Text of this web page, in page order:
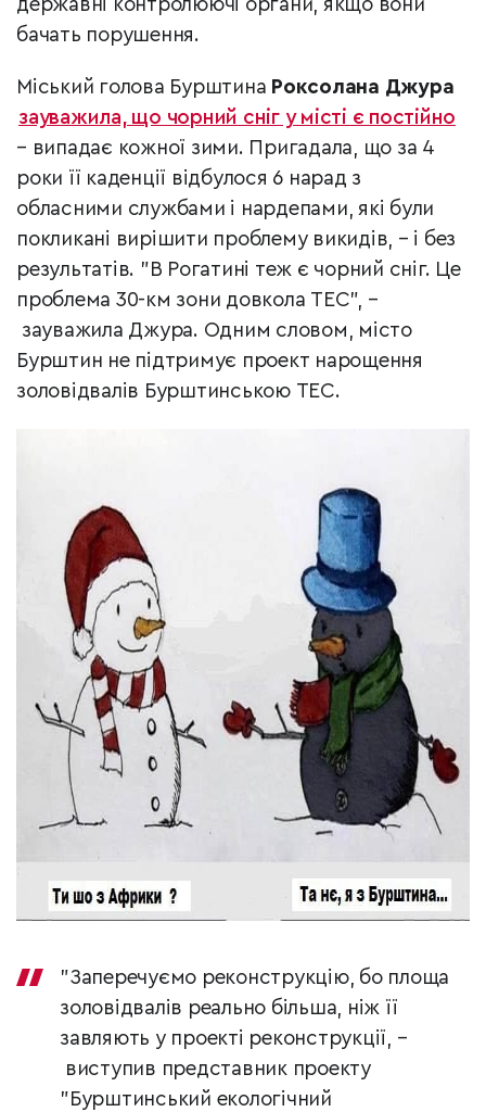
державні контролюючі органи, якщо вони
бачать порушення.
Міський голова Бурштина Роксолана Джура
зауважила, що чорний сніг у місті є постійно
– випадає кожної зими. Пригадала, що за 4
роки її каденції відбулося 6 нарад з
обласними службами і нардепами, які були
покликані вирішити проблему викидів, – і без
результатів. "В Рогатині теж є чорний сніг. Це
проблема 30-км зони довкола ТЕС", –
зауважила Джура. Одним словом, місто
Бурштин не підтримує проект нарощення
золовідвалів Бурштинською ТЕС.
"Заперечуємо реконструкцію, бо площа
золовідвалів реально більша, ніж її
завляють у проекті реконструкції, –
виступив представник проекту
"Бурштинський екологічний